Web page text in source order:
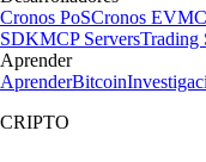
Cronos PoSCronos EVM
SDKMCP ServersTrading
Aprender
AprenderBitcoin
CRIPTO